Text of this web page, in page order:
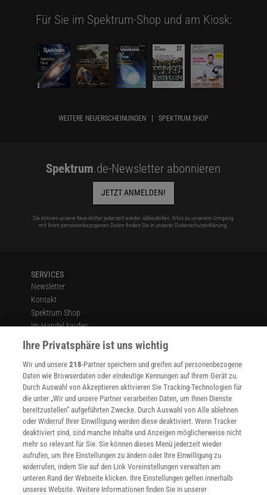
Für Sie im Spektrum-Shop und am Kiosk:
WEITERE NEUERSCHEINUNGEN SPEKTRUM SHOP
Spektrum.de-Newsletter abonnieren
JETZT ANMELDEN!
Sie können unsere Newsletter jederzeit wieder abbestellen. Infos zu unserem Umgang
mit Ihren personenbezogenen Daten finden Sie in unserer Datenschutzerklärung.
SERVICES
Newsletter
Kontakt
Spektrum Shop
Im Handel kaufen
Presse
Verträge kündigen
Widerruf
INFO
Mediadaten
Datenschutz
Nutzungsbedingungen
Cookie-Einstellungen
Utiq verwalten
Nutzungsbasierte Onlinewerbung
Alle Artikel
Impressum
Ihre Privatsphäre ist uns wichtig
Wir und unsere218-Partner speichern und greifen auf personenbezogene
Daten wie Browserdaten oder eindeutige Kennungen auf Ihrem Gerät zu.
Durch Auswahl von Akzeptieren aktivieren Sie Tracking-Technologien für
die unter „Wir und unsere Partner verarbeiten Daten, um Ihnen Dienste
bereitzustellen“ aufgeführten Zwecke. Durch Auswahl von Alle ablehnen
oder Widerruf Ihrer Einwilligung werden diese deaktiviert. Wenn Tracker
deaktiviert sind, sind manche Inhalte und Anzeigen möglicherweise nicht
mehr so relevant für Sie. Sie können dieses Menü jederzeit wieder
aufrufen, um Ihre Einstellungen zu ändern oder Ihre Einwilligung zu
widerrufen, indem Sie auf den Link Voreinstellungen verwalten am
unteren Rand der Webseite klicken. Ihre Einstellungen gelten innerhalb
unseres Website. Weitere Informationen finden Sie in unserer